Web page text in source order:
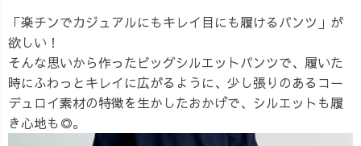
「楽チンでカジュアルにもキレイ目にも履けるパンツ」が
欲しい！
そんな思いから作ったビッグシルエットパンツで、履いた
時にふわっとキレイに広がるように、少し張りのあるコー
デュロイ素材の特徴を生かしたおかげで、シルエットも履
き心地も◎。